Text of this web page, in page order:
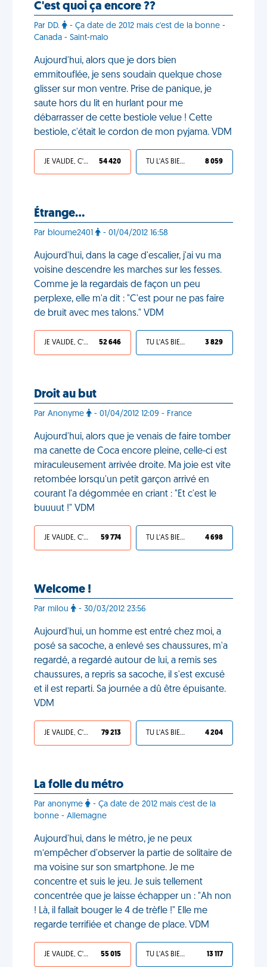
C'est quoi ça encore ??
Par DD.
- Ça date de 2012 mais c'est de la bonne -
Canada - Saint-malo
Aujourd'hui, alors que je dors bien
emmitouflée, je sens soudain quelque chose
glisser sur mon ventre. Prise de panique, je
saute hors du lit en hurlant pour me
débarrasser de cette bestiole velue ! Cette
bestiole, c'était le cordon de mon pyjama. VDM
JE VALIDE, C'EST UNE VDM 54 420 TU L'AS BIEN MÉRITÉ 8 059
Étrange…
Par bloume2401 - 01/04/2012 16:58
Aujourd'hui, dans la cage d'escalier, j'ai vu ma
voisine descendre les marches sur les fesses.
Comme je la regardais de façon un peu
perplexe, elle m'a dit : "C'est pour ne pas faire
de bruit avec mes talons." VDM
JE VALIDE, C'EST UNE VDM 52 646 TU L'AS BIEN MÉRITÉ 3 829
Droit au but
Par Anonyme - 01/04/2012 12:09 - France
Aujourd'hui, alors que je venais de faire tomber
ma canette de Coca encore pleine, celle-ci est
miraculeusement arrivée droite. Ma joie est vite
retombée lorsqu'un petit garçon arrivé en
courant l'a dégommée en criant : "Et c'est le
buuuut !" VDM
JE VALIDE, C'EST UNE VDM 59 774 TU L'AS BIEN MÉRITÉ 4 698
Welcome !
Par milou - 30/03/2012 23:56
Aujourd'hui, un homme est entré chez moi, a
posé sa sacoche, a enlevé ses chaussures, m'a
regardé, a regardé autour de lui, a remis ses
chaussures, a repris sa sacoche, il s'est excusé
et il est reparti. Sa journée a dû être épuisante.
VDM
JE VALIDE, C'EST UNE VDM 79 213 TU L'AS BIEN MÉRITÉ 4 204
La folle du métro
Par anonyme
- Ça date de 2012 mais c'est de la
bonne - Allemagne
Aujourd'hui, dans le métro, je ne peux
m’empêcher d'observer la partie de solitaire de
ma voisine sur son smartphone. Je me
concentre et suis le jeu. Je suis tellement
concentrée que je laisse échapper un : "Ah non
! Là, il fallait bouger le 4 de trèfle !" Elle me
regarde terrifiée et change de place. VDM
JE VALIDE, C'EST UNE VDM 55 015 TU L'AS BIEN MÉRITÉ 13 117